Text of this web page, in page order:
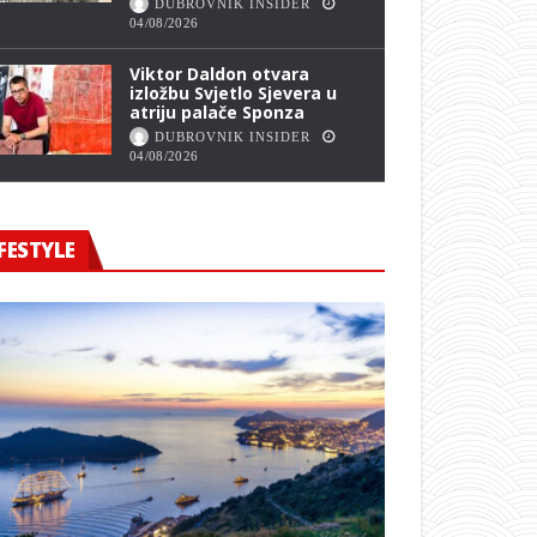
DUBROVNIK INSIDER
04/08/2026
Viktor Daldon otvara
izložbu Svjetlo Sjevera u
atriju palače Sponza
DUBROVNIK INSIDER
04/08/2026